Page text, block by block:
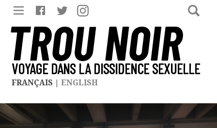
TROU NOIR
VOYAGE DANS LA DISSIDENCE SEXUELLE
FRANÇAIS | ENGLISH